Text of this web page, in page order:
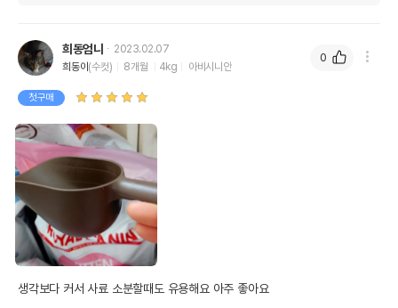
희동엄니
2023.02.07
희동이(수컷) 8개월 4kg 아비시니안
첫구매
생각보다 커서 사료 소분할때도 유용해요 아주 좋아요
0